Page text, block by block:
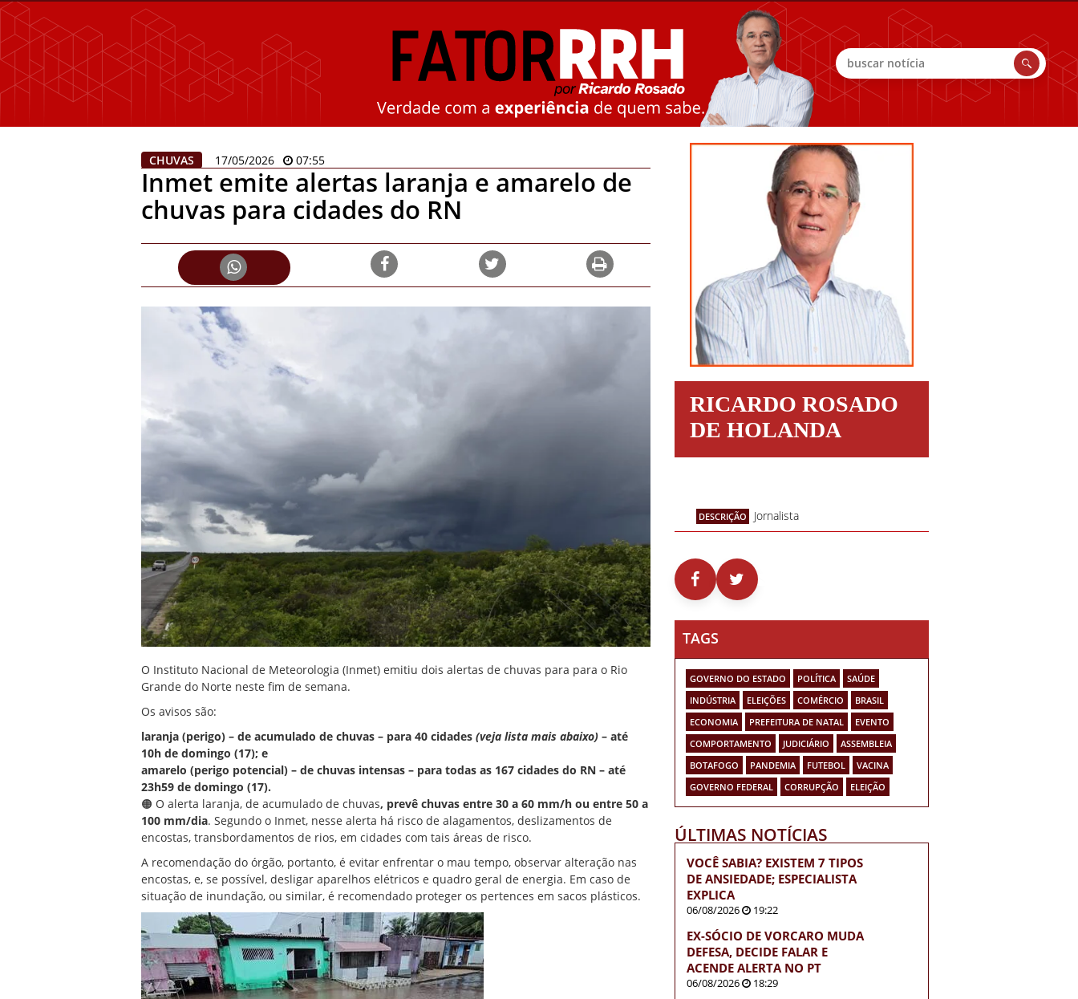
Buscar
CHUVAS 17/05/2026 07:55
Inmet emite alertas laranja e amarelo de
chuvas para cidades do RN
O Instituto Nacional de Meteorologia (Inmet) emitiu dois alertas de chuvas para para o Rio
Grande do Norte neste fim de semana.
Os avisos são:
laranja (perigo) – de acumulado de chuvas – para 40 cidades (veja lista mais abaixo) – até
10h de domingo (17); e
amarelo (perigo potencial) – de chuvas intensas – para todas as 167 cidades do RN – até
23h59 de domingo (17).
🟠 O alerta laranja, de acumulado de chuvas, prevê chuvas entre 30 a 60 mm/h ou entre 50 a
100 mm/dia. Segundo o Inmet, nesse alerta há risco de alagamentos, deslizamentos de
encostas, transbordamentos de rios, em cidades com tais áreas de risco.
A recomendação do órgão, portanto, é evitar enfrentar o mau tempo, observar alteração nas
encostas, e, se possível, desligar aparelhos elétricos e quadro geral de energia. Em caso de
situação de inundação, ou similar, é recomendado proteger os pertences em sacos plásticos.
RICARDO ROSADO
DE HOLANDA
DESCRIÇÃO Jornalista
TAGS
GOVERNO DO ESTADO POLÍTICA
SAÚDE
INDÚSTRIA
ELEIÇÕES COMÉRCIO
BRASIL
ECONOMIA
PREFEITURA DE NATAL
EVENTO
COMPORTAMENTO
JUDICIÁRIO
ASSEMBLEIA
BOTAFOGO
PANDEMIA FUTEBOL
VACINA
GOVERNO FEDERAL
CORRUPÇÃO ELEIÇÃO
ÚLTIMAS NOTÍCIAS
VOCÊ SABIA? EXISTEM 7 TIPOS
DE ANSIEDADE; ESPECIALISTA
EXPLICA
06/08/2026 19:22
EX-SÓCIO DE VORCARO MUDA
DEFESA, DECIDE FALAR E
ACENDE ALERTA NO PT
06/08/2026 18:29